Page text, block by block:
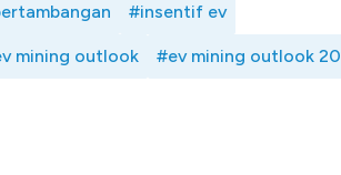
#insentif ev
mining outlook #ev mining outlook